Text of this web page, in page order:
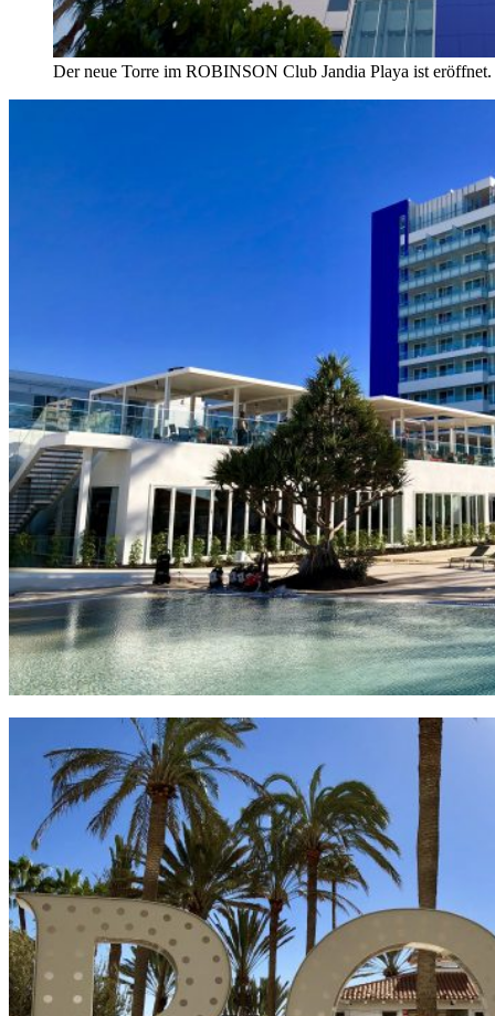
Der neue Torre im ROBINSON Club Jandia Playa ist eröffnet.